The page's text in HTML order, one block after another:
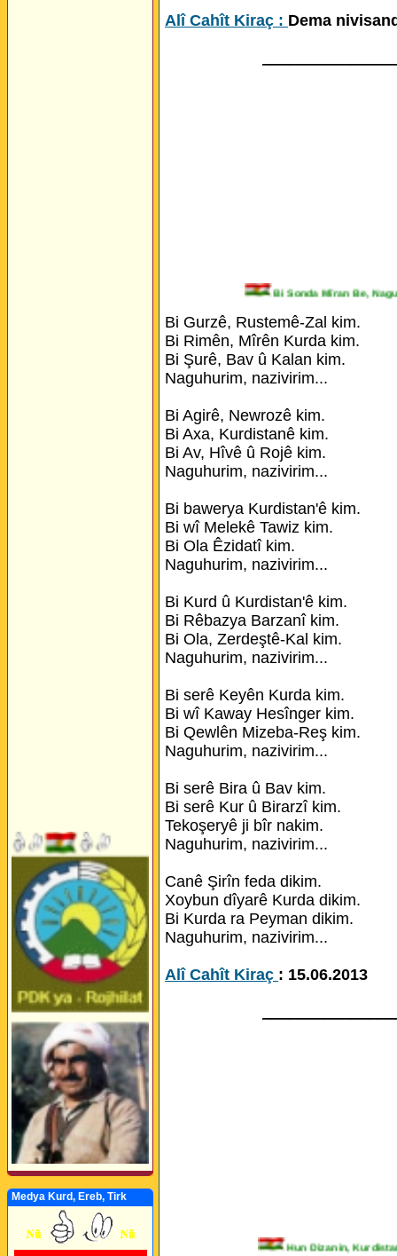
Medya Kurd, Ereb, Tirk
Alî Cahît Kiraç : Dema
Bi Sonda Mîran Be,
Bi Gurzê, Rustemê-Zal kim.
Bi Rimên, Mîrên Kurda kim.
Bi Şurê, Bav û Kalan kim.
Naguhurim, nazivirim...
Bi Agirê, Newrozê kim.
Bi Axa, Kurdistanê kim.
Bi Av, Hîvê û Rojê kim.
Naguhurim, nazivirim...
Bi bawerya Kurdistan'ê kim.
Bi wî Melekê Tawiz kim.
Bi Ola Êzidatî kim.
Naguhurim, nazivirim...
Bi Kurd û Kurdistan'ê kim.
Bi Rêbazya Barzanî kim.
Bi Ola, Zerdeştê-Kal kim.
Naguhurim, nazivirim...
Bi serê Keyên Kurda kim.
Bi wî Kaway Hesînger kim.
Bi Qewlên Mizeba-Reş kim.
Naguhurim, nazivirim...
Bi serê Bira û Bav kim.
Bi serê Kur û Birarzî kim.
Tekoşeryê ji bîr nakim.
Naguhurim, nazivirim...
Canê Şirîn feda dikim.
Xoybun dîyarê Kurda dikim.
Bi Kurda ra Peyman dikim.
Naguhurim, nazivirim...
Alî Cahît Kiraç : 15.06.2013
Hun Dizanin,